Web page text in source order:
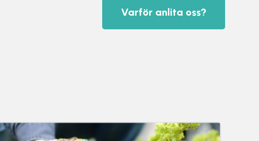
Varför anlita oss?